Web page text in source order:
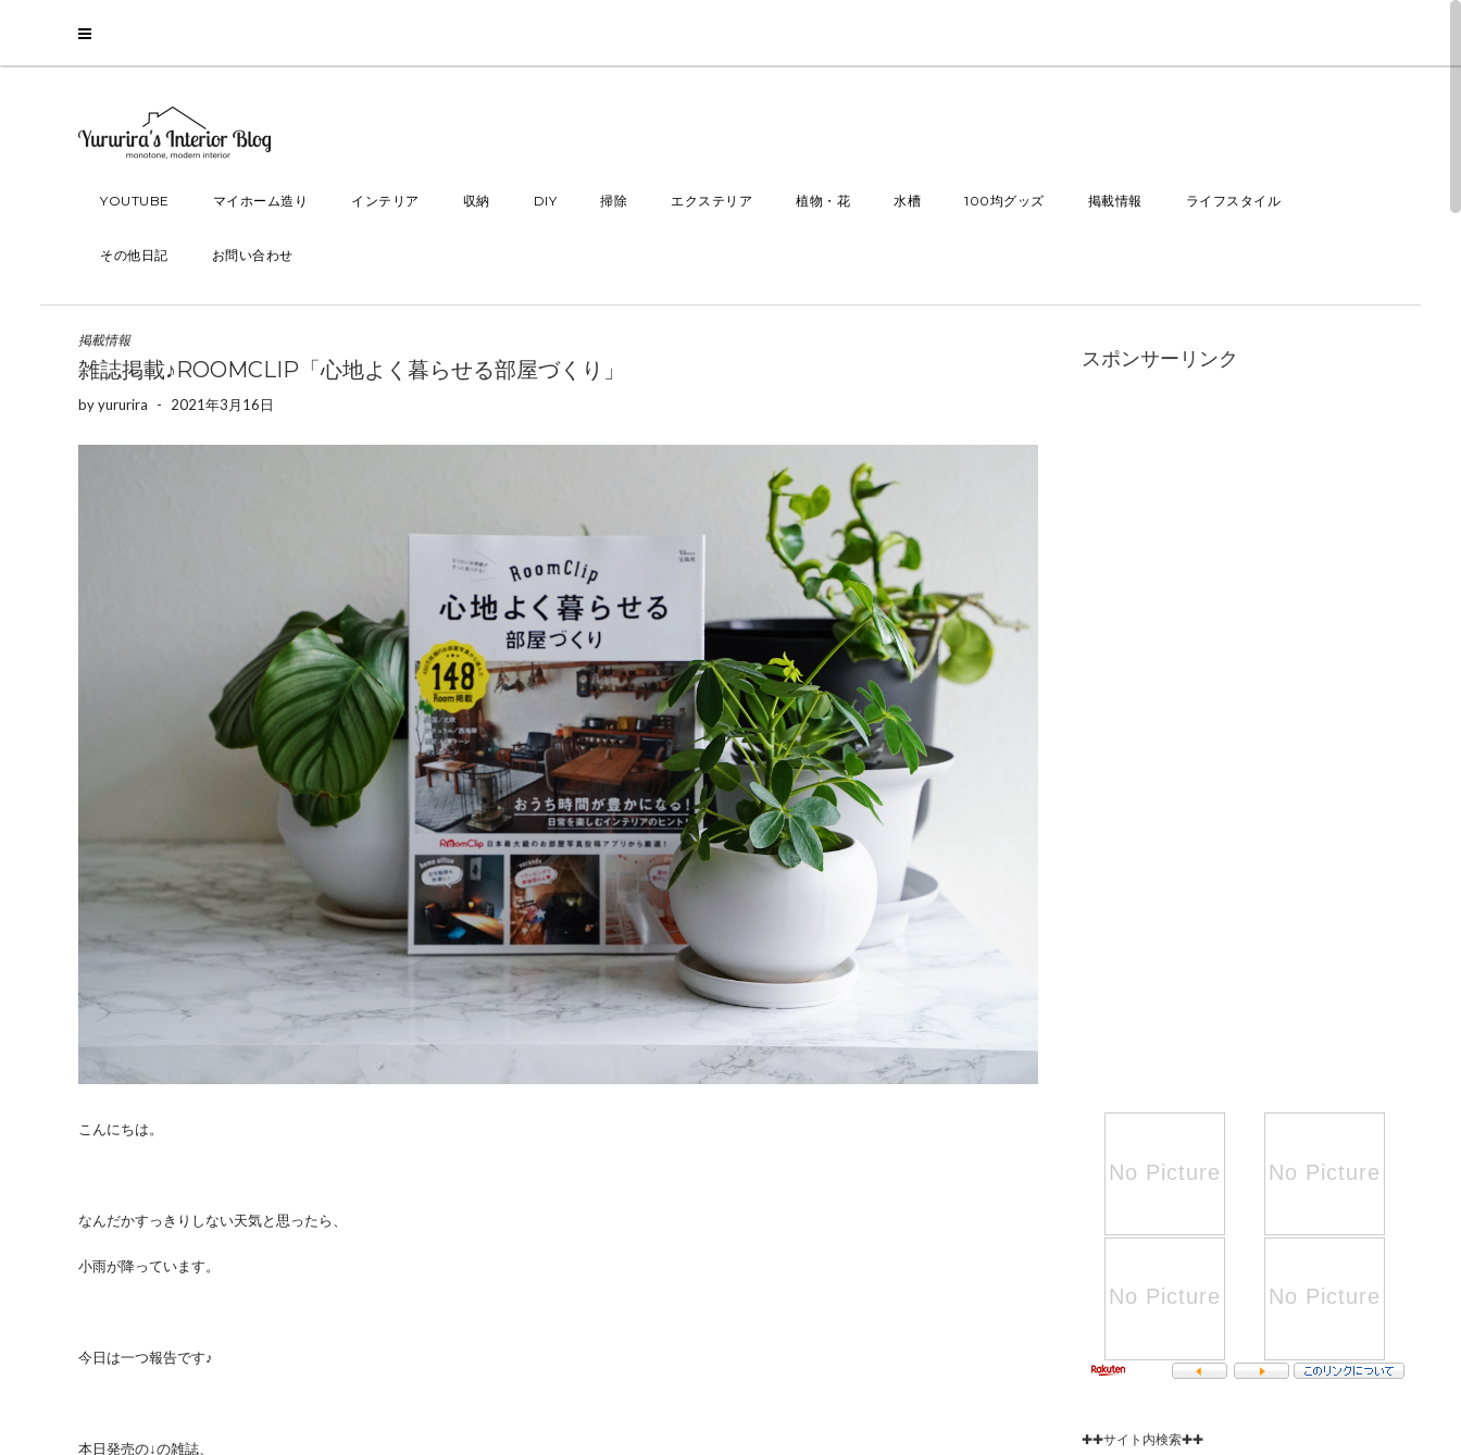
YOUTUBE マイホーム造り インテリア 収納 DIY 掃除 エクステリア 植物・花 水槽 100均グッズ 掲載情報 ライフスタイル
その他日記 お問い合わせ
掲載情報
雑誌掲載♪ROOMCLIP「心地よく暮らせる部屋づくり」
byyururira - 2021年3月16日
こんにちは。
なんだかすっきりしない天気と思ったら、
小雨が降っています。
今日は一つ報告です♪
本日発売の↓の雑誌、
スポンサーリンク
✚✚サイト内検索✚✚